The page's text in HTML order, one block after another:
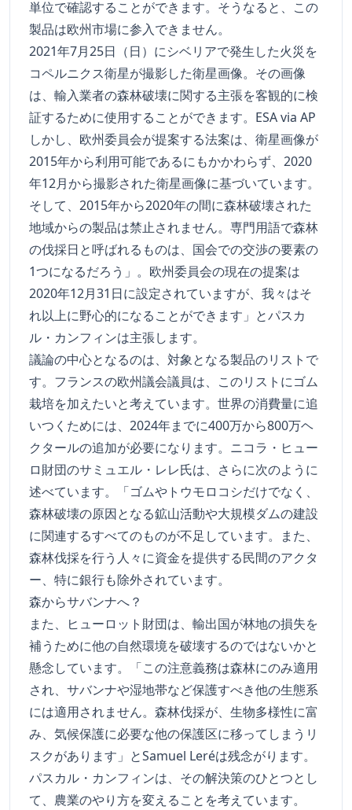
単位で確認することができます。そうなると、この
製品は欧州市場に参入できません。
2021年7月25日（日）にシベリアで発生した火災を
コペルニクス衛星が撮影した衛星画像。その画像
は、輸入業者の森林破壊に関する主張を客観的に検
証するために使用することができます。ESA via AP
しかし、欧州委員会が提案する法案は、衛星画像が
2015年から利用可能であるにもかかわらず、2020
年12月から撮影された衛星画像に基づいています。
そして、2015年から2020年の間に森林破壊された
地域からの製品は禁止されません。専門用語で森林
の伐採日と呼ばれるものは、国会での交渉の要素の
1つになるだろう」。欧州委員会の現在の提案は
2020年12月31日に設定されていますが、我々はそ
れ以上に野心的になることができます」とパスカ
ル・カンフィンは主張します。
議論の中心となるのは、対象となる製品のリストで
す。フランスの欧州議会議員は、このリストにゴム
栽培を加えたいと考えています。世界の消費量に追
いつくためには、2024年までに400万から800万ヘ
クタールの追加が必要になります。ニコラ・ヒュー
ロ財団のサミュエル・レレ氏は、さらに次のように
述べています。「ゴムやトウモロコシだけでなく、
森林破壊の原因となる鉱山活動や大規模ダムの建設
に関連するすべてのものが不足しています。また、
森林伐採を行う人々に資金を提供する民間のアクタ
ー、特に銀行も除外されています。
森からサバンナへ？
また、ヒューロット財団は、輸出国が林地の損失を
補うために他の自然環境を破壊するのではないかと
懸念しています。「この注意義務は森林にのみ適用
され、サバンナや湿地帯など保護すべき他の生態系
には適用されません。森林伐採が、生物多様性に富
み、気候保護に必要な他の保護区に移ってしまうリ
スクがあります」とSamuel Leréは残念がります。
パスカル・カンフィンは、その解決策のひとつとし
て、農業のやり方を変えることを考えています。